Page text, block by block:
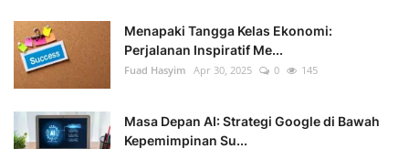
Menapaki Tangga Kelas Ekonomi:
Perjalanan Inspiratif Me...
Fuad Hasyim Apr 30, 2025 0 145
Masa Depan AI: Strategi Google di Bawah
Kepemimpinan Su...